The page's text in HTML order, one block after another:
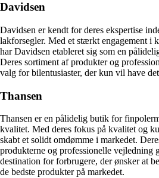
Davidsen
Davidsen er kendt for deres ekspertise
lakforsegler. Med et stærkt engagement i
har Davidsen etableret sig som en
Deres sortiment af produkter og
valg for bilentusiaster, der kun vil have
Thansen
Thansen er en pålidelig butik for
kvalitet. Med deres fokus på kvalitet og
skabt et solidt omdømme i markedet.
produkterne og professionelle vejledning
destination for forbrugere, der ønsker at
de bedste produkter på markedet.